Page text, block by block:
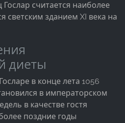
считается наиболее
зданием XI века на
диеты
в конце лета 1056
в императорском
в качестве гостя
поздние годы
данных об использовании